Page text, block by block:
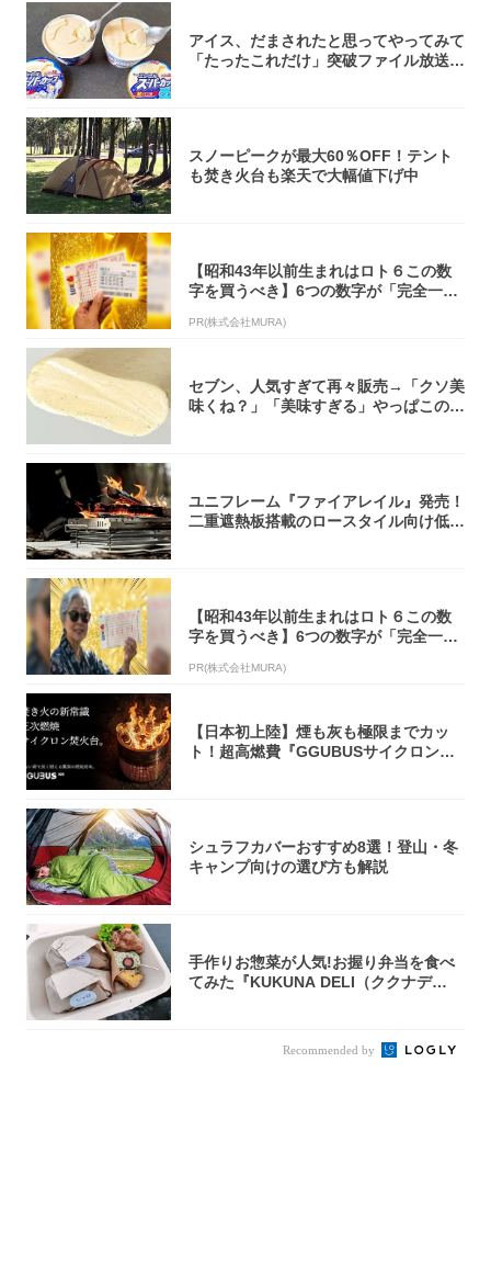
アイス、だまされたと思ってやってみて
「たったこれだけ」突破ファイル放送で
スノーピークが最大60％OFF！テント
も焚き火台も楽天で大幅値下げ中
【昭和43年以前生まれはロト６この数
字を買うべき】6つの数字が「完全一
PR(株式会社MURA)
セブン、人気すぎて再々販売→「クソ美
味くね？」「美味すぎる」やっぱこのク
ユニフレーム『ファイアレイル』発売！
二重遮熱板搭載のロースタイル向け低型
【昭和43年以前生まれはロト６この数
字を買うべき】6つの数字が「完全一
PR(株式会社MURA)
【日本初上陸】煙も灰も極限までカッ
ト！超高燃費『GGUBUSサイクロン焚
シュラフカバーおすすめ8選！登山・冬
キャンプ向けの選び方も解説
手作りお惣菜が人気!お握り弁当を食べ
てみた『KUKUNA DELI（ククナデ
Recommended by